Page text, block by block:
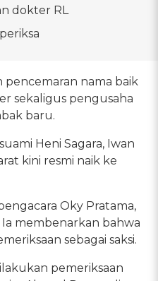
dokter RL
pencemaran nama baik
sekaligus pengusaha
baru.
Heni Sagara, Iwan
kini resmi naik ke
Oky Pratama,
Ia membenarkan bahwa
sebagai saksi.
pemeriksaan